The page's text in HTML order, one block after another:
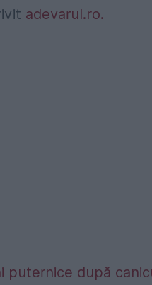
adevarul.ro.
puternice după